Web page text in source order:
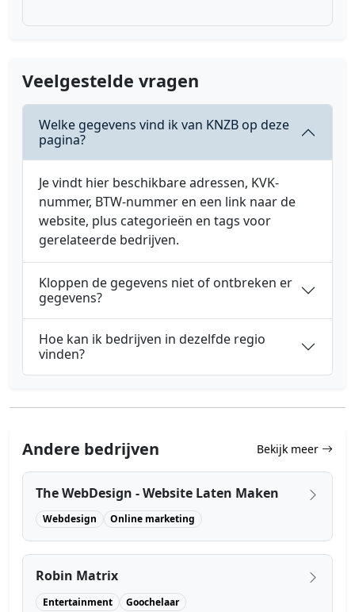
Veelgestelde vragen
Welke gegevens vind ik van KNZB op deze
pagina?
Je vindt hier beschikbare adressen, KVK-
nummer, BTW-nummer en een link naar de
website, plus categorieën en tags voor
gerelateerde bedrijven.
Kloppen de gegevens niet of ontbreken er
gegevens?
Hoe kan ik bedrijven in dezelfde regio
vinden?
Andere bedrijven Bekijk meer
The WebDesign - Website Laten Maken
Webdesign Online marketing
Robin Matrix
Entertainment Goochelaar